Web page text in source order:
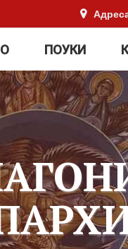
ПОУКИ